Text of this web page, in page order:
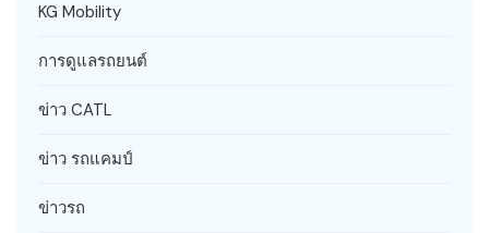
KG Mobility
การดูแลรถยนต์
ข่าว CATL
ข่าว รถแคมป์
ข่าวรถ